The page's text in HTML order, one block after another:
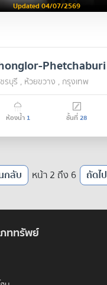
Updated 04/07/2569
Phetchaburi
บุรี , ห้วยขวาง , กรุงเทพ
ห้องน้ำ 1 ชั้นที่28
กลับ หน้า 2 ถึง 6 ถัดไป
ภททรัพย์